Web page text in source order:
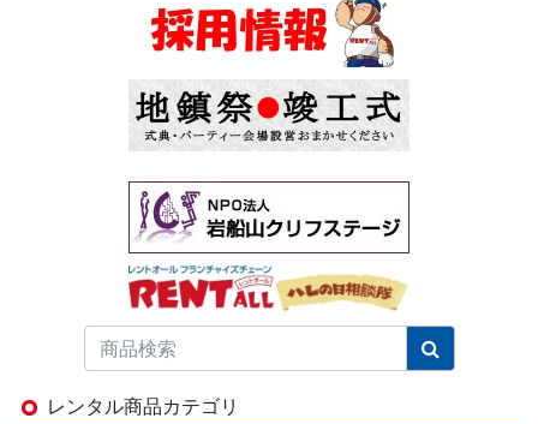
レンタル商品カテゴリ